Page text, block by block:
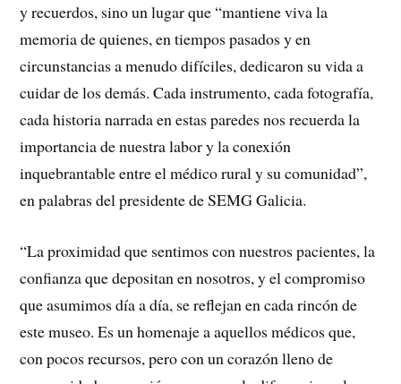
y recuerdos, sino un lugar que “mantiene viva la
memoria de quienes, en tiempos pasados y en
circunstancias a menudo difíciles, dedicaron su vida a
cuidar de los demás. Cada instrumento, cada fotografía,
cada historia narrada en estas paredes nos recuerda la
importancia de nuestra labor y la conexión
inquebrantable entre el médico rural y su comunidad”,
en palabras del presidente de SEMG Galicia.
“La proximidad que sentimos con nuestros pacientes, la
confianza que depositan en nosotros, y el compromiso
que asumimos día a día, se reflejan en cada rincón de
este museo. Es un homenaje a aquellos médicos que,
con pocos recursos, pero con un corazón lleno de